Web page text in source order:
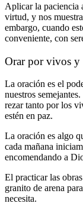
Aplicar la paciencia
virtud, y nos
embargo, cuando
conveniente, con
Orar por vivos y
La oración es el
nuestros
rezar tanto por los
estén en paz.
La oración es algo
cada mañana
encomendando a
El practicar las
granito de arena
necesita.